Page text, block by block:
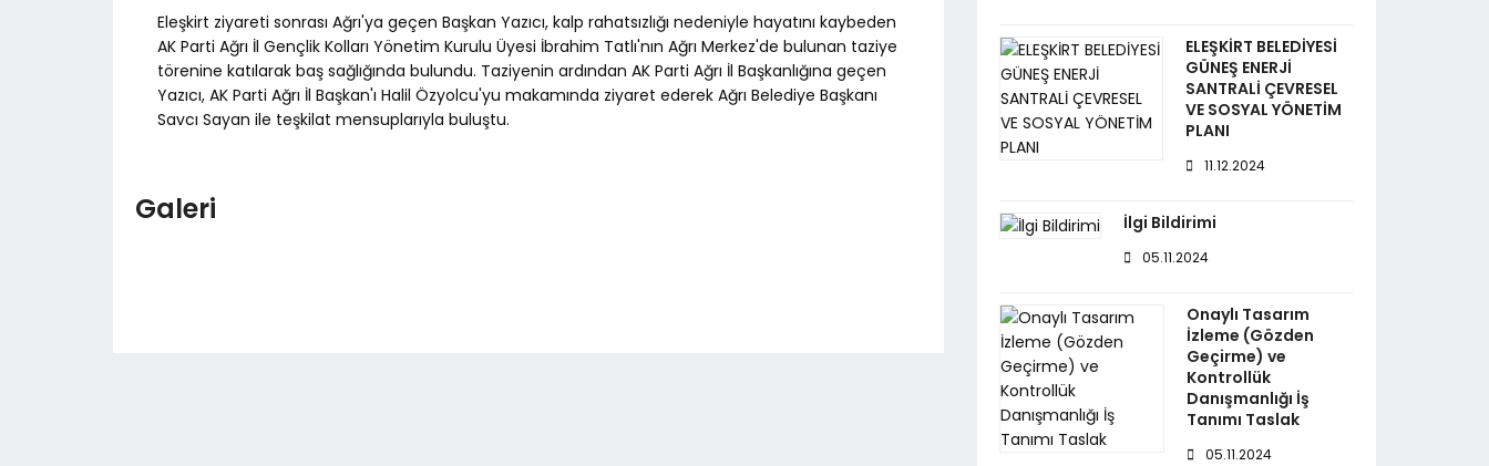
Eleşkirt ziyareti sonrası Ağrı'ya geçen Başkan Yazıcı, kalp rahatsızlığı nedeniyle hayatını kaybeden
AK Parti Ağrı İl Gençlik Kolları Yönetim Kurulu Üyesi İbrahim Tatlı'nın Ağrı Merkez'de bulunan taziye
törenine katılarak baş sağlığında bulundu. Taziyenin ardından AK Parti Ağrı İl Başkanlığına geçen
Yazıcı, AK Parti Ağrı İl Başkan'ı Halil Özyolcu'yu makamında ziyaret ederek Ağrı Belediye Başkanı
Savcı Sayan ile teşkilat mensuplarıyla buluştu.
Galeri
ELEŞKİRT BELEDİYESİ
GÜNEŞ ENERJİ
SANTRALİ ÇEVRESEL
VE SOSYAL YÖNETİM
PLANI
11.12.2024
İlgi Bildirimi
05.11.2024
Onaylı Tasarım
İzleme (Gözden
Geçirme) ve
Kontrollük
Danışmanlığı İş
Tanımı Taslak
05.11.2024